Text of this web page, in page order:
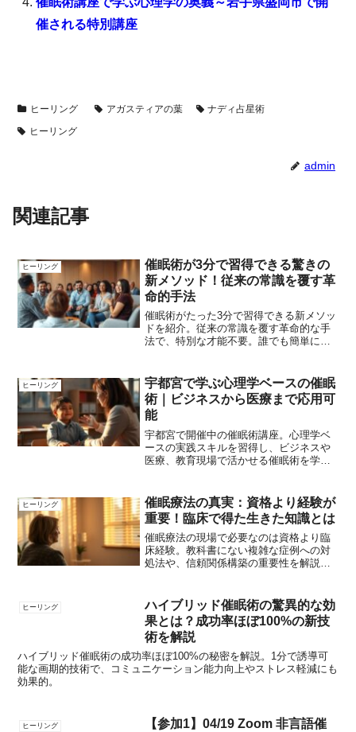
催される特別講座
ヒーリング アガスティアの葉
ナディ占星術
ヒーリング
admin
関連記事
ヒーリング
催眠術が3分で習得できる驚きの
新メソッド！従来の常識を覆す革
命的手法
催眠術がたった3分で習得できる新メソッ
ドを紹介。従来の常識を覆す革命的な手
法で、特別な才能不要。誰でも簡単に催
ヒーリング
宇都宮で学ぶ心理学ベースの催眠
術｜ビジネスから医療まで応用可
能
宇都宮で開催中の催眠術講座。心理学ベ
ースの実践スキルを習得し、ビジネスや
医療、教育現場で活かせる催眠術を学べ
ヒーリング
催眠療法の真実：資格より経験が
重要！臨床で得た生きた知識とは
催眠療法の現場で必要なのは資格より臨
床経験。教科書にない複雑な症例への対
処法や、信頼関係構築の重要性を解説し
ヒーリング
ハイブリッド催眠術の驚異的な効
果とは？成功率ほぼ100%の新技
術を解説
ハイブリッド催眠術の成功率ほぼ100%の秘密を解説。1分で誘導可
能な画期的技術で、コミュニケーション能力向上やストレス軽減にも
効果的。
ヒーリング
【参加1】04/19 Zoom 非言語催